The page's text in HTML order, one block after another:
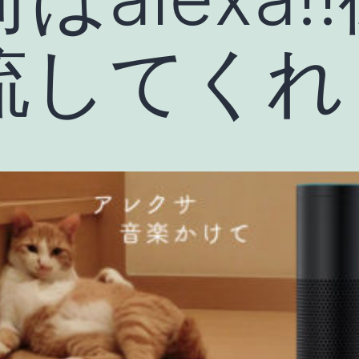
してく